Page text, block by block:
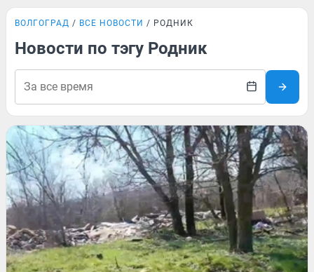
ВОЛГОГРАД ВСЕ НОВОСТИ РОДНИК
Новости по тэгу Родник